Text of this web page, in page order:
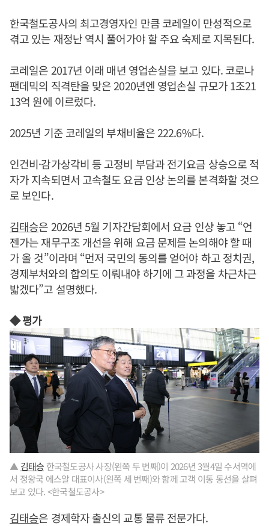
한국철도공사의 최고경영자인 만큼 코레일이 만성적으로
겪고 있는 재정난 역시 풀어가야 할 주요 숙제로 지목된다.
코레일은 2017년 이래 매년 영업손실을 보고 있다. 코로나
팬데믹의 직격탄을 맞은 2020년엔 영업손실 규모가 1조21
13억 원에 이르렀다.
2025년 기준 코레일의 부채비율은 222.6%다.
인건비·감가상각비 등 고정비 부담과 전기요금 상승으로 적
자가 지속되면서 고속철도 요금 인상 논의를 본격화할 것으
로 보인다.
김태승은 2026년 5월 기자간담회에서 요금 인상 놓고 “언
젠가는 재무구조 개선을 위해 요금 문제를 논의해야 할 때
가 올 것”이라며 “먼저 국민의 동의를 얻어야 하고 정치권,
경제부처와의 합의도 이뤄내야 하기에 그 과정을 차근차근
밟겠다”고 설명했다.
◆ 평가
▲ 김태승 한국철도공사 사장(왼쪽 두 번째)이 2026년 3월4일 수서역에
서 정왕국 에스알 대표이사(왼쪽 세 번째)와 함께 고객 이동 동선을 살펴
보고 있다. <한국철도공사>
김태승은 경제학자 출신의 교통 물류 전문가다.